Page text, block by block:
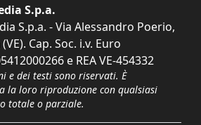
S.p.a.
S.p.a. - Via Alessandro Poerio,
Cap. Soc. i.v. Euro
e REA VE-454332
e dei testi sono riservati. È
la loro riproduzione con qualsiasi
totale o parziale.